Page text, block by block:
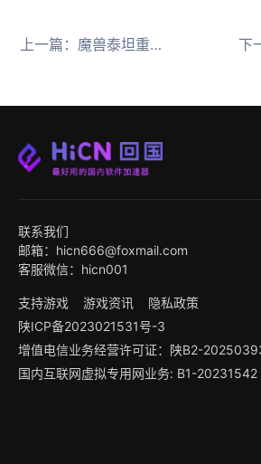
上一篇： 魔兽泰坦重铸服职业指南+海外延迟解决方案：11月开服必看攻略 下
联系我们
邮箱：hicn666@foxmail.com
客服微信：hicn001
支持游戏 游戏资讯
隐私政策
陕ICP备2023021531号-3
增值电信业务经营许可证：陕B2-
国内互联网虚拟专用网业务: B1-20231542